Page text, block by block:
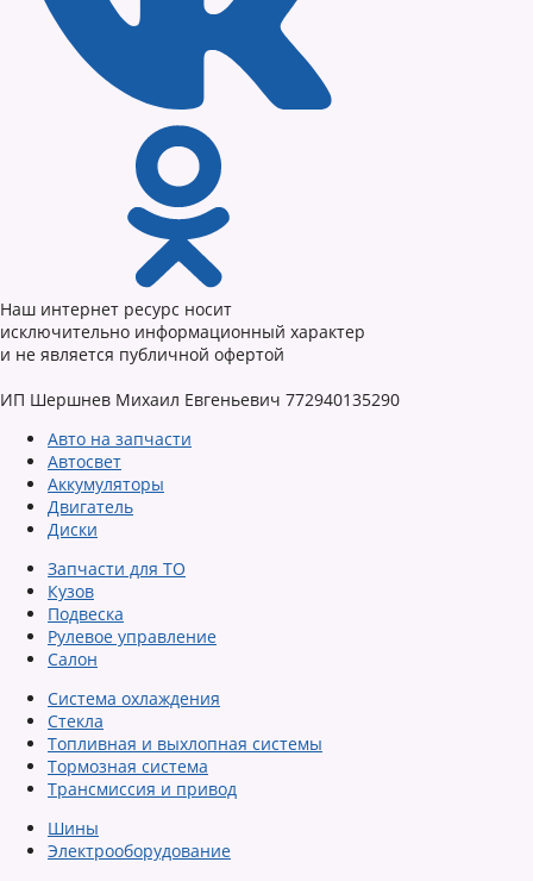
Наш интернет ресурс носит
исключительно информационный характер
и не является публичной офертой
ИП Шершнев Михаил Евгеньевич 772940135290
Авто на запчасти
Автосвет
Аккумуляторы
Двигатель
Диски
Запчасти для ТО
Кузов
Подвеска
Рулевое управление
Салон
Система охлаждения
Стекла
Топливная и выхлопная системы
Тормозная система
Трансмиссия и привод
Шины
Электрооборудование